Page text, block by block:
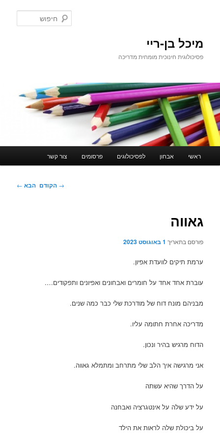
מיכל בן-ריי
פסיכולוגית חינוכית מומחית מדריכה
ראשי אבחון לפסיכולוגים פרסומים צור קשר
ניווט
→ הקודם הבא ←
גאווה
פורסם בתאריך 1 באוגוסט 2023
ערמת תיקים לוועדת אפיון.
עוברת אחד אחד על חומרים ואבחונים ואפיונים ותפקודים….
מבניהם מונח דוח של מודרכת שלי כבר כמה שנים.
מדריכה אחרת חתומה עליו.
הדוח מרגיש בהיר ונכון.
אני מרגישה איך הלב שלי מתרחב ומתמלא גאווה.
על הדרך שהיא עשתה
על ידע שלה על אינטגרציה ואבחנה
על ביכולת שלה לראות את הילד